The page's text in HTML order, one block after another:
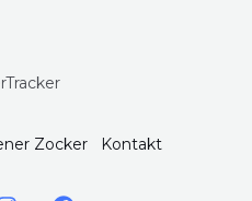
Zocker Kontakt